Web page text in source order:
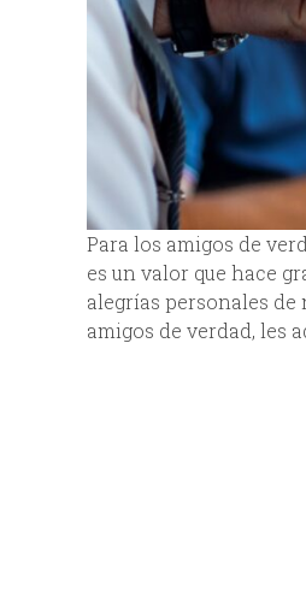
Para los amigos de
es un valor que hace
alegrías personales
amigos de verdad, les